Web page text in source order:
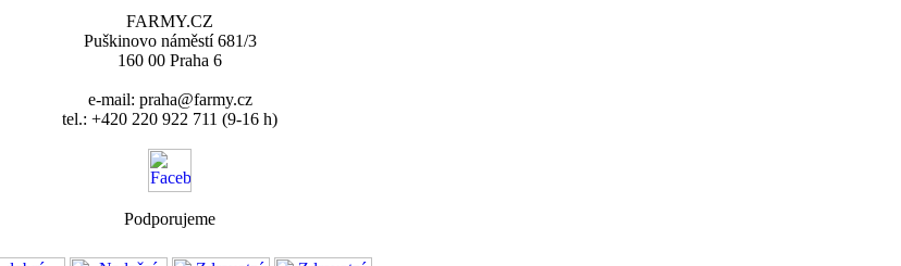
FARMY.CZ
Puškinovo náměstí 681/3
160 00 Praha 6
e-mail: praha@farmy.cz
tel.: +420 220 922 711 (9-16 h)
Podporujeme